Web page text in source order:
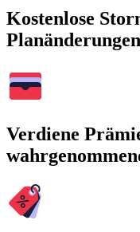
Kostenlose
Planänderungen
Verdiene